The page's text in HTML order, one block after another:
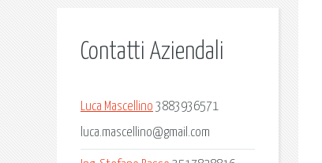
Contatti Aziendali
Luca Mascellino 3883936571
luca.mascellino@gmail.com